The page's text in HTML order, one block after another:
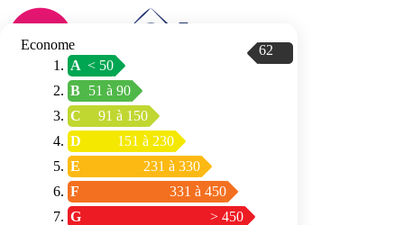
Connexion / Inscription
Trouver mon
espace conseil
Econome
A < 50
B 51 à 90
C
91 à 150
D
151 à 230
E
231 à 330
F
331 à 450
G
> 450
62